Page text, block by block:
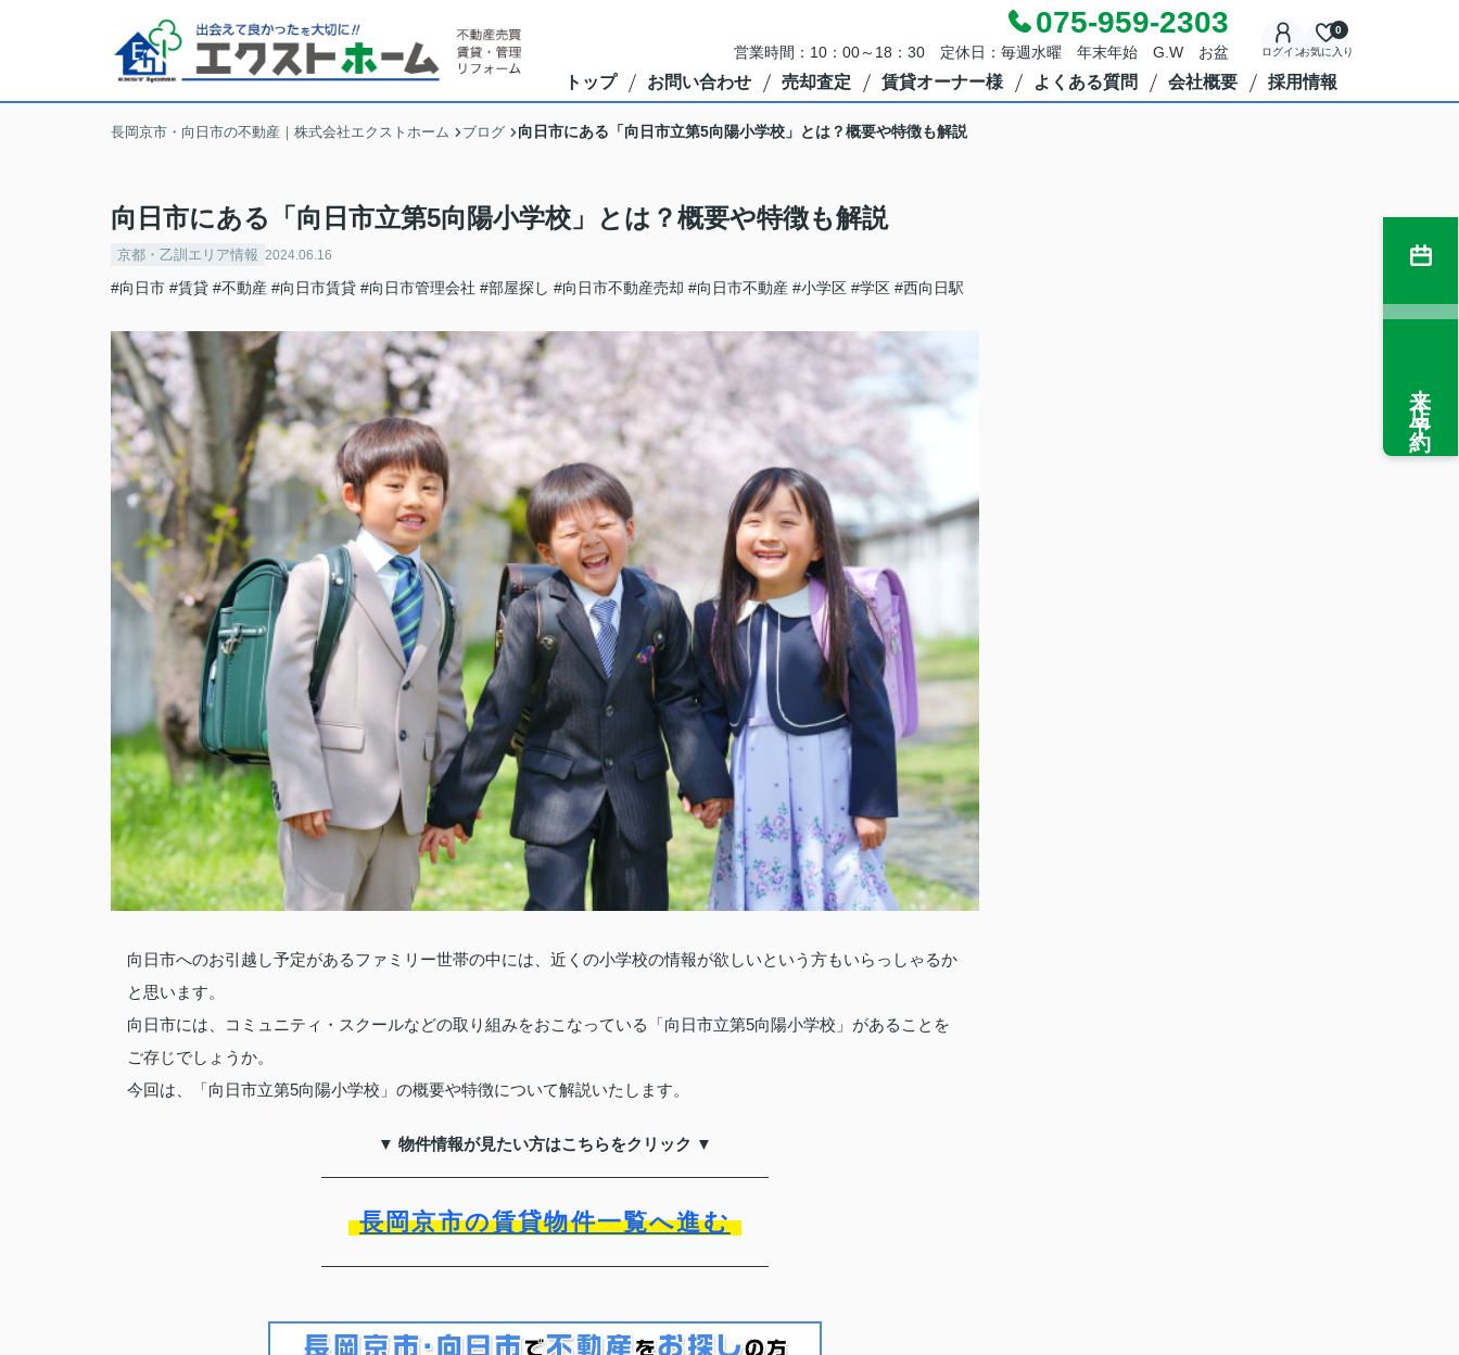
075-959-2303
営業時間：10：00～18：30 定休日：毎週水曜 年末年始 G.W お盆 ログインお気に入り
0
トップ お問い合わせ 売却査定 賃貸オーナー様 よくある質問 会社概要 採用情報
長岡京市・向日市の不動産｜株式会社エクストホーム ブログ 向日市にある「向日市立第5向陽小学校」とは？概要や特徴も解説
向日市にある「向日市立第5向陽小学校」とは？概要や特徴も解説
京都・乙訓エリア情報 2024.06.16
#向日市 #賃貸 #不動産 #向日市賃貸 #向日市管理会社 #部屋探し #向日市不動産売却 #向日市不動産 #小学区 #学区 #西向日駅
向日市へのお引越し予定があるファミリー世帯の中には、近くの小学校の情報が欲しいという方もいらっしゃるか
と思います。
向日市には、コミュニティ・スクールなどの取り組みをおこなっている「向日市立第5向陽小学校」があることを
ご存じでしょうか。
今回は、「向日市立第5向陽小学校」の概要や特徴について解説いたします。
▼ 物件情報が見たい方はこちらをクリック ▼
長岡京市の賃貸物件一覧へ進む
来店予約